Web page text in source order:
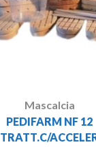
Mascalcia
PEDIFARM NF 12
TRATT.C/